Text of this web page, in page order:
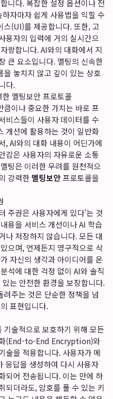
니다. 복잡한 설정 옵션이나 전
자마자 쉽게 사용법을 익힐 수
스(UI)를 제공합니다. 또한, 고
용자의 입력에 거의 실시간으
랑합니다. AI와의 대화에서 지
큰 요소입니다. 멜팅의 신속한
놓치지 않고 깊이 있는 상호
다.
멜팅보안 프로토콜
이나 중요한 가치는 바로 프
비스들이 사용자 데이터를 수
개선에 활용하는 것이 일반화
, AI와의 대화 내용이 어딘가에
감은 사용자의 자유로운 소통
팅은 이러한 우려를 원천적으
강력한 멜팅보안프로토콜을
주권은 사용자에게 있다'는 것
용을 서비스 개선이나 AI 학습
나 저장하지 않습니다. 모든 대
으며, 언제든지 영구적으로 삭
자신의 생각과 아이디어를 온
석에 대한 걱정 없이 AI와 솔직
는 안전한 환경을 보장합니다.
주는 것은 단순한 정책을 넘
표현입니다.
술적으로 보호하기 위해 모든
(End-to-End Encryption)와
술을 적용합니다. 사용자가 메
응답을 생성하여 다시 사용자
되어 전송됩니다. 이는 만에 하
되더라도, 암호를 풀 수 있는 키